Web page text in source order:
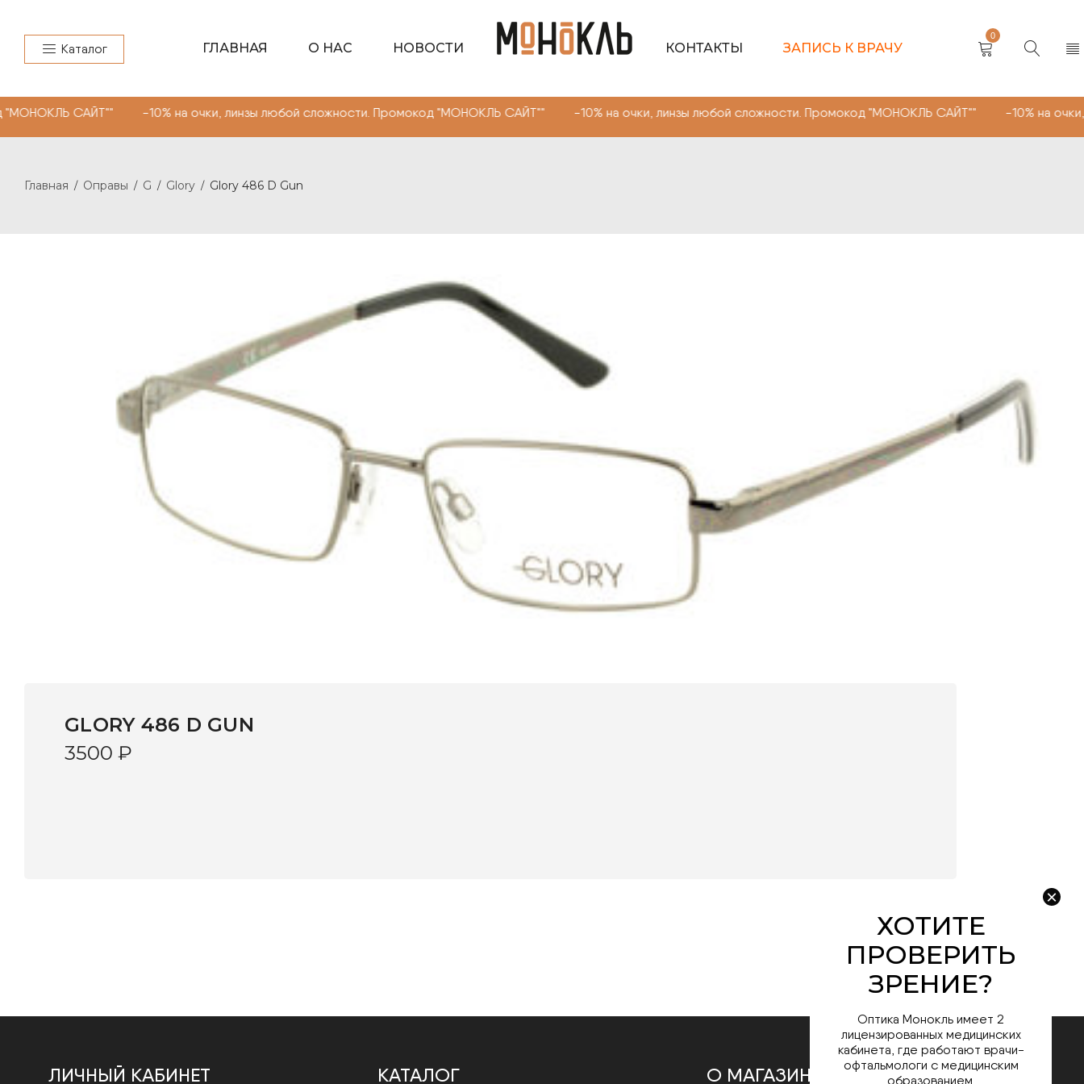
Каталог ГЛАВНАЯ О НАС НОВОСТИ КОНТАКТЫ ЗАПИСЬ К ВРАЧУ
0
САЙТ"" -10% на очки, линзы любой сложности. Промокод "МОНОКЛЬ САЙТ"" -10% на очки, линзы любой сложности. Промокод "МОНОКЛЬ САЙТ"" -10% на
Главная / Оправы / G / Glory / Glory 486 D Gun
GLORY 486 D GUN
3500 ₽
ЛИЧНЫЙ КАБИНЕТ КАТАЛОГ О МАГАЗИНЕ
Оптика Монокль имеет 2
лицензированных медицинских
кабинета, где работают врачи-
офтальмологи с медицинским
образованием.